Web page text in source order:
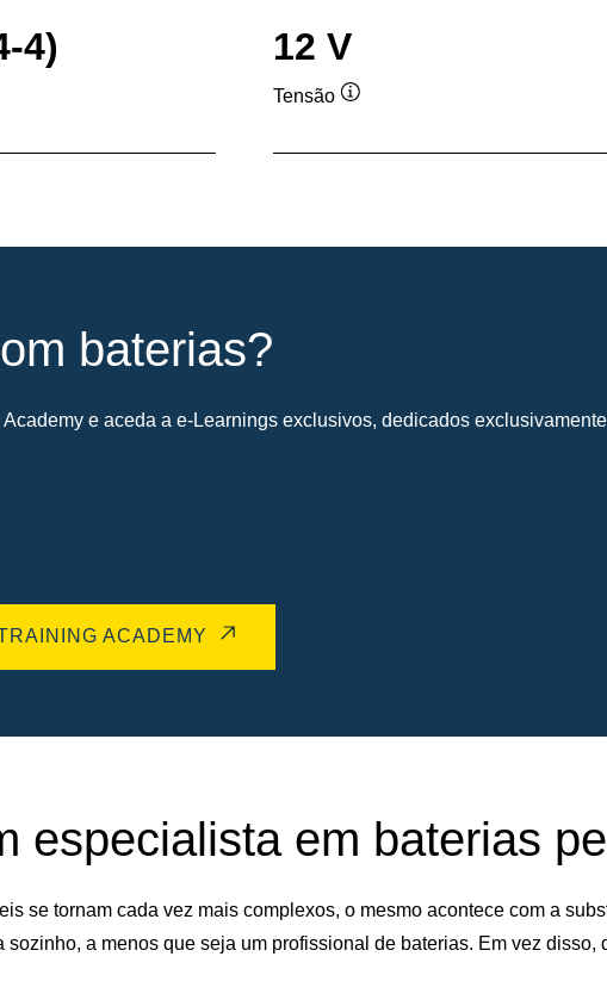
4) 12 V
Tensão
ferramenta
baterias?
e aceda a e-Learnings exclusivos, dedicados
ACADEMY
especialista em baterias
se tornam cada vez mais complexos, o mesmo acontece com a
sozinho, a menos que seja um profissional de baterias. Em vez